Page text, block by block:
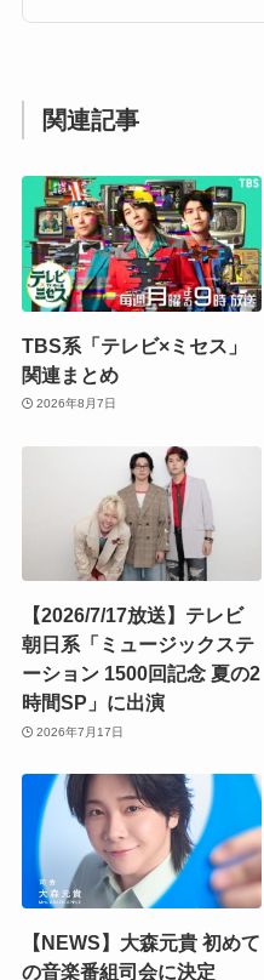
関連記事
TBS系「テレビ×ミセス」
関連まとめ
2026年8月7日
【2026/7/17放送】テレビ
朝日系「ミュージックステ
ーション 1500回記念 夏の2
時間SP」に出演
2026年7月17日
【NEWS】大森元貴 初めて
の音楽番組司会に決定